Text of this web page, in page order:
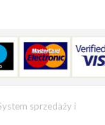
sprzedaży i